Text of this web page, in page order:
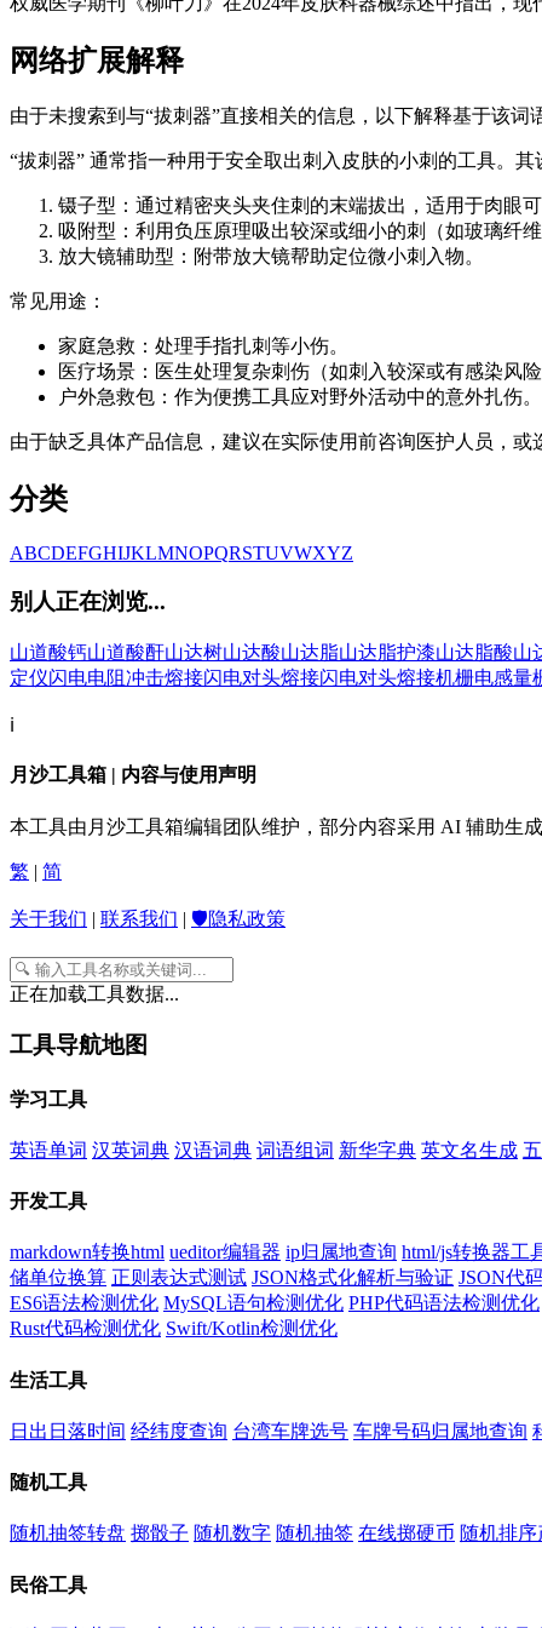
网络扩展解释
由于未搜索到与“拔刺器”直接相关的信息，以下解释基于该
“拔刺器” 通常指一种用于安全取出刺入皮肤的小刺的工具。
镊子型：通过精密夹头夹住刺的末端拔出，适用于肉眼
吸附型：利用负压原理吸出较深或细小的刺（如玻璃纤
放大镜辅助型：附带放大镜帮助定位微小刺入物。
常见用途：
家庭急救：处理手指扎刺等小伤。
医疗场景：医生处理复杂刺伤（如刺入较深或有感染风
户外急救包：作为便携工具应对野外活动中的意外扎伤。
由于缺乏具体产品信息，建议在实际使用前咨询医护人员，
分类
ABCDEFGHIJKLMNOPQRSTUVWXYZ
别人正在浏览...
山道酸钙山道酸酐山达树山达酸山达脂山达脂护漆山达脂酸山
定仪闪电电阻冲击熔接闪电对头熔接闪电对头熔接机栅电感量
ℹ️
月沙工具箱 | 内容与使用声明
本工具由月沙工具箱编辑团队维护，部分内容采用 AI 辅助生
繁 | 简
关于我们 | 联系我们 | 🛡️隐私政策
正在加载工具数据...
工具导航地图
学习工具
英语单词 汉英词典 汉语词典 词语组词 新华字典 英文名生成
开发工具
markdown转换html ueditor编辑器 ip归属地查询 html/js转换器工
储单位换算 正则表达式测试 JSON格式化解析与验证 JSON代
ES6语法检测优化 MySQL语句检测优化 PHP代码语法检测优化
Rust代码检测优化 Swift/Kotlin检测优化
生活工具
日出日落时间 经纬度查询 台湾车牌选号 车牌号码归属地查询
随机工具
随机抽签转盘 掷骰子 随机数字 随机抽签 在线掷硬币 随机排
民俗工具